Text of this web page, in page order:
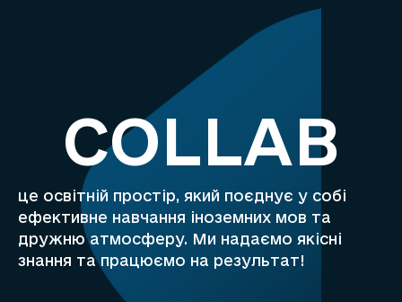
COLLAB
це освітній простір, який поєднує у собі
ефективне навчання іноземних мов та
дружню атмосферу. Ми надаємо якісні
знання та працюємо на результат!